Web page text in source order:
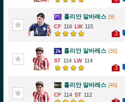
훌리안 알바레스 [9]
116
115
3
훌리안 알바레스 [30]
114
114
3
훌리안 알바레스 [40]
114
112